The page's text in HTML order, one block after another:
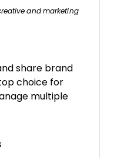
and marketing
share brand
choice for
multiple